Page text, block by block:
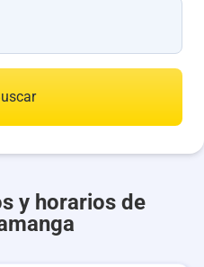
y horarios de